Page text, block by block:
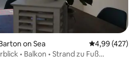
on Sea
4,99 (427)
• Balkon • Strand zu Fuß